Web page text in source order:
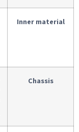
Inner material
Chassis